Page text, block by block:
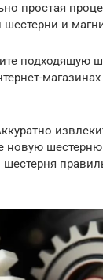
простая
шестерни и
подходящую
новую
шестерня